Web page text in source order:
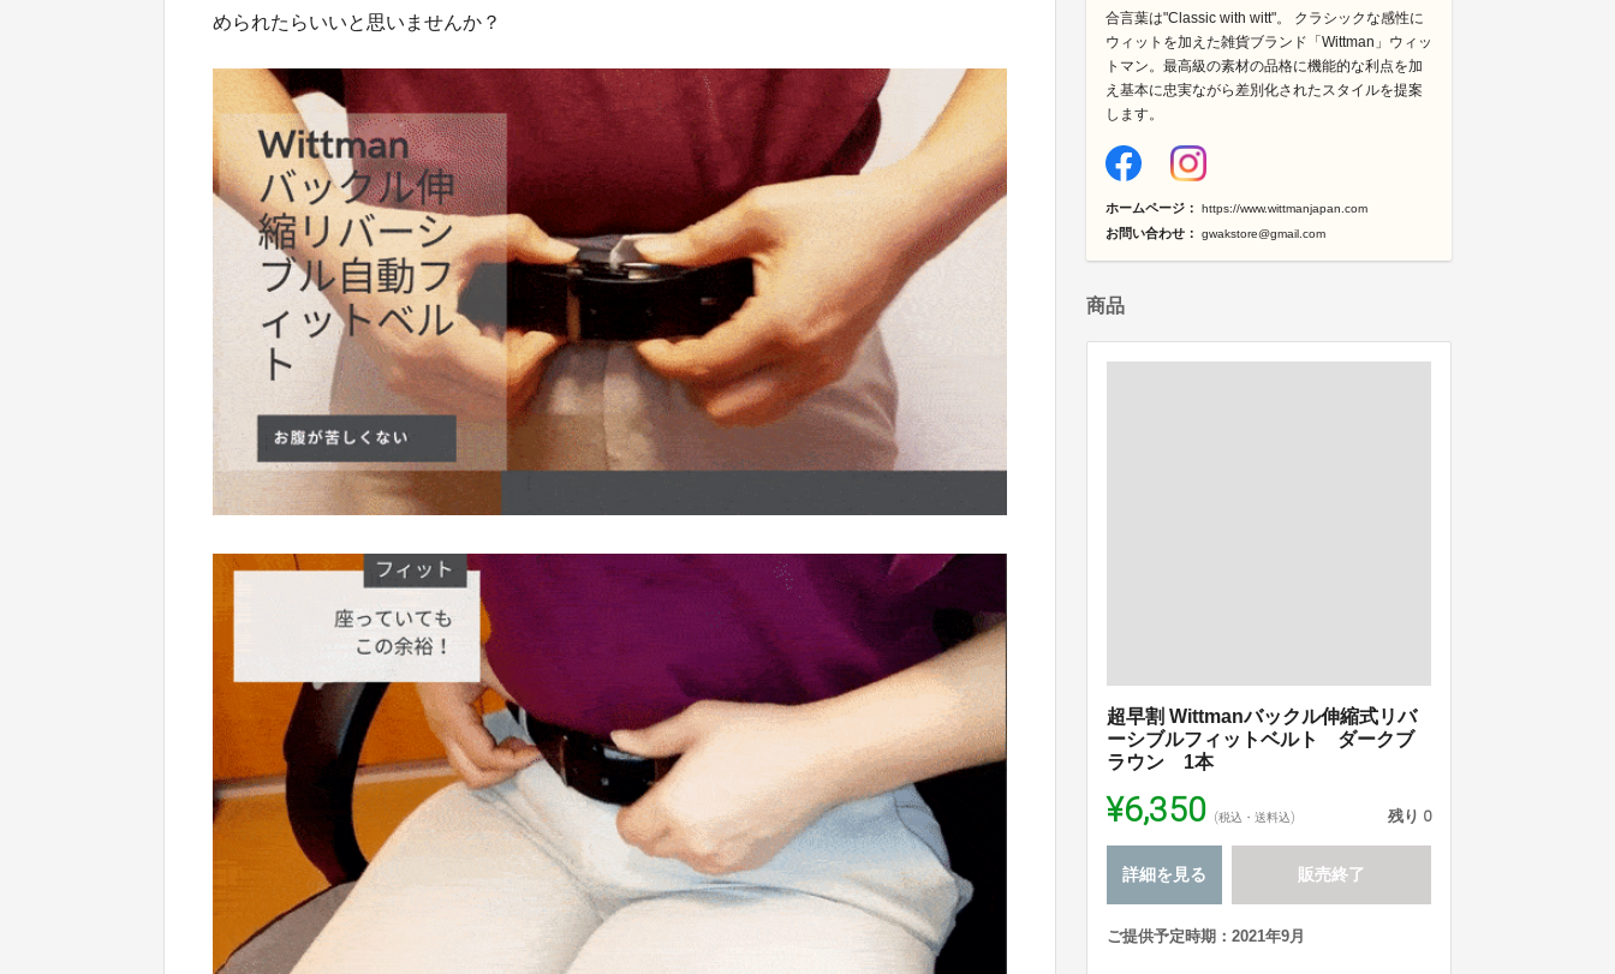
められたらいいと思いませんか？
合言葉は"Classic with witt"。 クラシックな感性に
ウィットを加えた雑貨ブランド「Wittman」ウィッ
トマン。最高級の素材の品格に機能的な利点を加
え基本に忠実ながら差別化されたスタイルを提案
します。
ホームページ： https://www.wittmanjapan.com
お問い合わせ： gwakstore@gmail.com
商品
超早割 Wittmanバックル伸縮式リバ
ーシブルフィットベルト ダークブ
ラウン 1本
¥6,350 (税込・送料込) 残り 0
詳細を見る 販売終了
ご提供予定時期：2021年9月